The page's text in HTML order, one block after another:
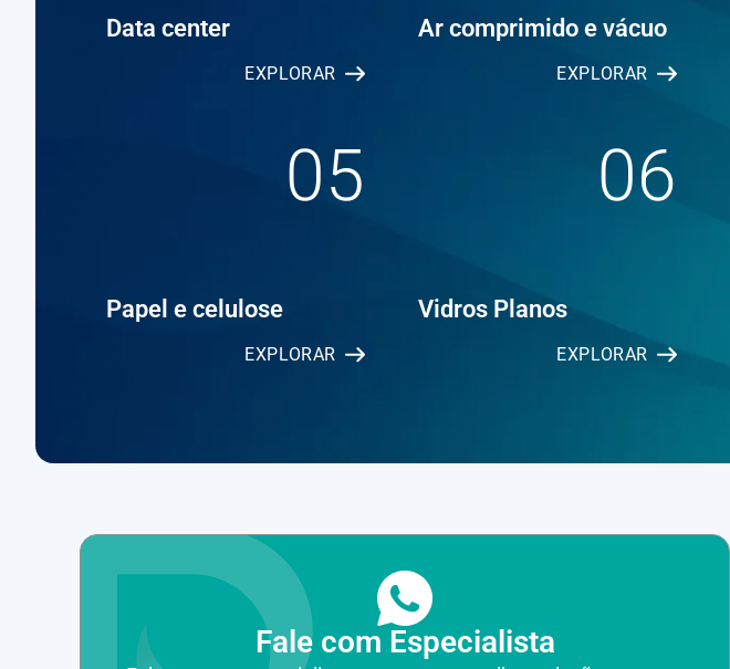
Data center
EXPLORAR
Ar comprimido e vácuo
EXPLORAR
05
Papel e celulose
EXPLORAR
06
Vidros Planos
EXPLORAR
Fale com Especialista